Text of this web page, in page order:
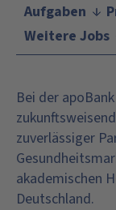
Aufgaben
Weitere Jobs
Bei der
zuverlässiger
akademischen
Deutschland.